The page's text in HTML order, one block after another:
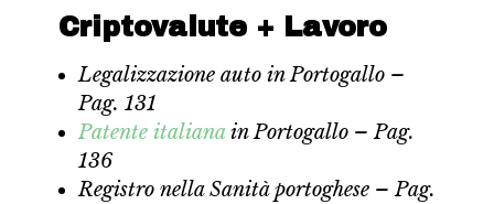
Criptovalute + Lavoro
Legalizzazione auto in Portogallo –
Pag. 131
Patente italianain Portogallo – Pag.
136
Registro nella Sanità portoghese – Pag.